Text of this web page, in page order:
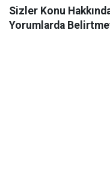
Sizler Konu
Yorumlarda